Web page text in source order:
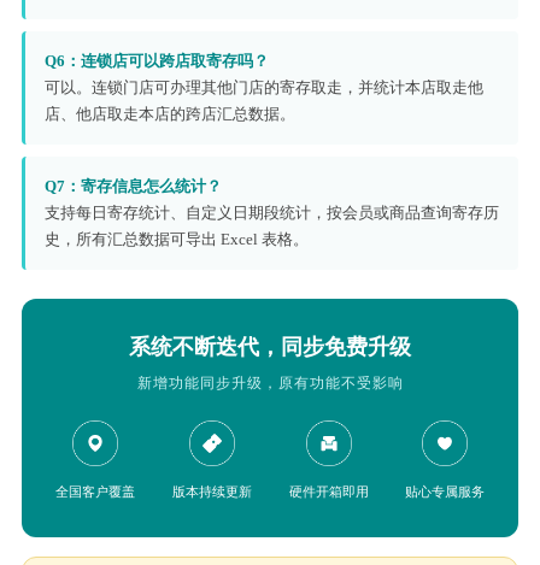
Q6：连锁店可以跨店取寄存吗？
可以。连锁门店可办理其他门店的寄存取走，并统计本店取走他
店、他店取走本店的跨店汇总数据。
Q7：寄存信息怎么统计？
支持每日寄存统计、自定义日期段统计，按会员或商品查询寄存历
史，所有汇总数据可导出 Excel 表格。
系统不断迭代，同步免费升级
新增功能同步升级，原有功能不受影响
全国客户覆盖 版本持续更新 硬件开箱即用 贴心专属服务